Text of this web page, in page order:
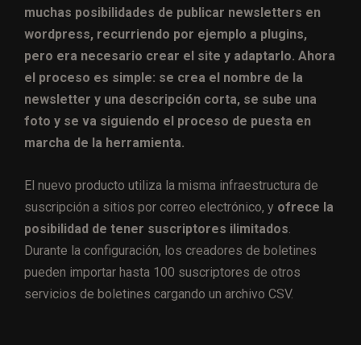
muchas posibilidades de publicar newsletters en
wordpress, recurriendo por ejemplo a plugins,
pero era necesario crear el site y adaptarlo. Ahora
el proceso es simple: se crea el nombre de la
newsletter y una descripción corta, se sube una
foto y se va siguiendo el proceso de puesta en
marcha de la herramienta.
El nuevo producto utiliza la misma infraestructura de
suscripción a sitios por correo electrónico, y ofrece la
posibilidad de tener suscriptores ilimitados.
Durante la configuración, los creadores de boletines
pueden importar hasta 100 suscriptores de otros
servicios de boletines cargando un archivo CSV.